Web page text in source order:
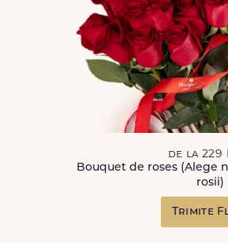
de la 229
Bouquet de roses (Alege
rosii)
Trimite